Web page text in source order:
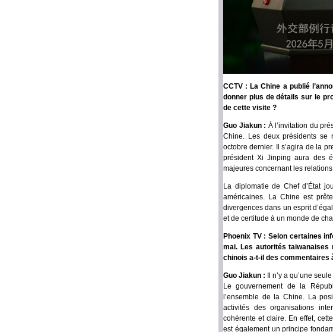
CCTV : La Chine a publié
donner plus de détails sur le
de cette visite ?
Guo Jiakun : À l’invitation du
Chine. Les deux présidents se
octobre dernier. Il s’agira de la
président Xi Jinping aura des
majeures concernant les
La diplomatie de Chef d’État
américaines. La Chine est
divergences dans un esprit
et de certitude à un monde de
Phoenix TV : Selon certaines
mai. Les autorités taiwanaises
chinois a-t-il des commentaires
Guo Jiakun :
Il n’y a qu’une
Le gouvernement de la
l’ensemble de la Chine. La
activités des organisations
cohérente et claire. En effet,
est également un principe